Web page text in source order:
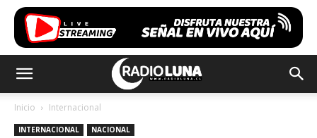
Inicio Internacional
INTERNACIONAL NACIONAL